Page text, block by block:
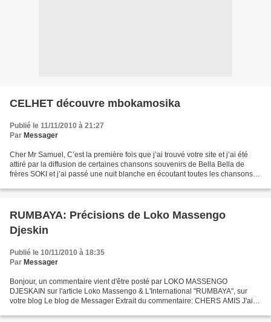
CELHET découvre mbokamosika
Publié le 11/11/2010 à 21:27
Par Messager
Cher Mr Samuel, C’est la première fois que j’ai trouvé votre site et j’ai été
attiré par la diffusion de certaines chansons souvenirs de Bella Bella de
frères SOKI et j’ai passé une nuit blanche en écoutant toutes les chansons
RUMBAYA: Précisions de Loko Massengo
Djeskin
Publié le 10/11/2010 à 18:35
Par Messager
Bonjour, un commentaire vient d'être posté par LOKO MASSENGO
DJESKAIN sur l'article Loko Massengo & L'International "RUMBAYA", sur
votre blog Le blog de Messager Extrait du commentaire: CHERS AMIS J'ai